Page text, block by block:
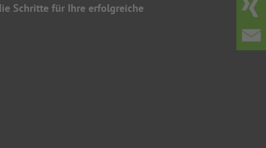
Schritte für Ihre erfolgreiche